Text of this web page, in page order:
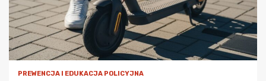
PREWENCJA I EDUKACJA POLICYJNA